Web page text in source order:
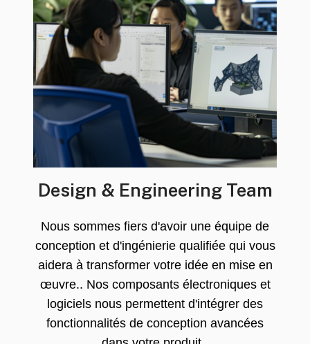
Design & Engineering Team
Nous sommes fiers d'avoir une équipe de
conception et d'ingénierie qualifiée qui vous
aidera à transformer votre idée en mise en
œuvre.. Nos composants électroniques et
logiciels nous permettent d'intégrer des
fonctionnalités de conception avancées